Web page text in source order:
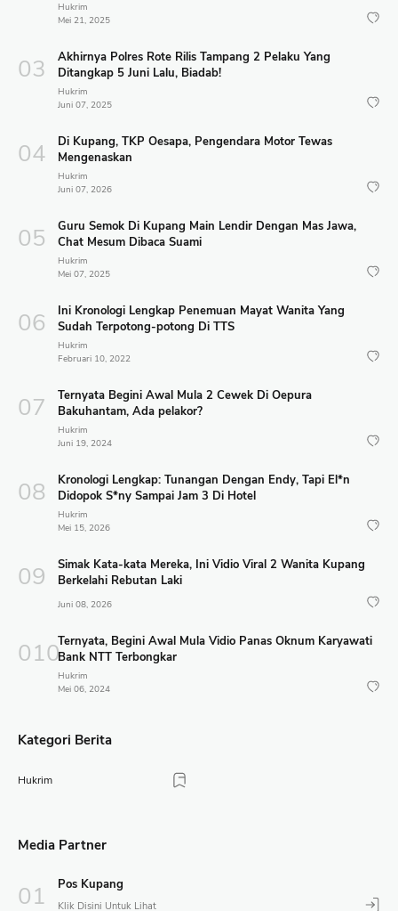
Hukrim
Mei 21, 2025
Akhirnya Polres Rote Rilis Tampang 2 Pelaku Yang
Ditangkap 5 Juni Lalu, Biadab!
Hukrim
Juni 07, 2025
Di Kupang, TKP Oesapa, Pengendara Motor Tewas
Mengenaskan
Hukrim
Juni 07, 2026
Guru Semok Di Kupang Main Lendir Dengan Mas Jawa,
Chat Mesum Dibaca Suami
Hukrim
Mei 07, 2025
Ini Kronologi Lengkap Penemuan Mayat Wanita Yang
Sudah Terpotong-potong Di TTS
Hukrim
Februari 10, 2022
Ternyata Begini Awal Mula 2 Cewek Di Oepura
Bakuhantam, Ada pelakor?
Hukrim
Juni 19, 2024
Kronologi Lengkap: Tunangan Dengan Endy, Tapi El*n
Didopok S*ny Sampai Jam 3 Di Hotel
Hukrim
Mei 15, 2026
Simak Kata-kata Mereka, Ini Vidio Viral 2 Wanita Kupang
Berkelahi Rebutan Laki
Juni 08, 2026
Ternyata, Begini Awal Mula Vidio Panas Oknum Karyawati
Bank NTT Terbongkar
Hukrim
Mei 06, 2024
Kategori Berita
Hukrim
Media Partner
Pos Kupang